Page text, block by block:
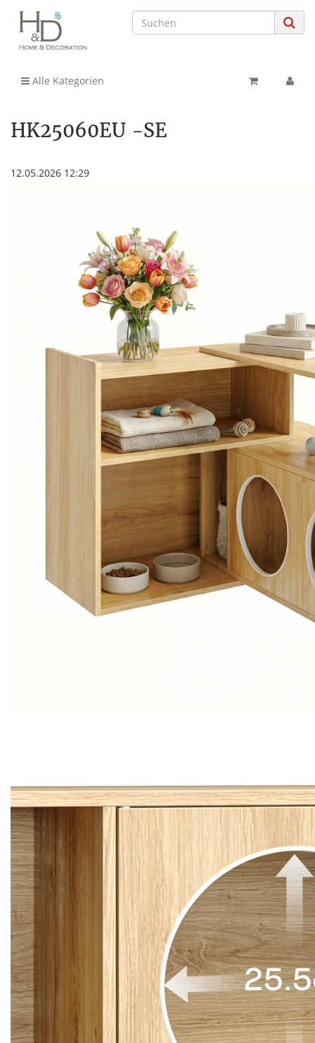
Alle Kategorien
HK25060EU -SE
12.05.2026 12:29